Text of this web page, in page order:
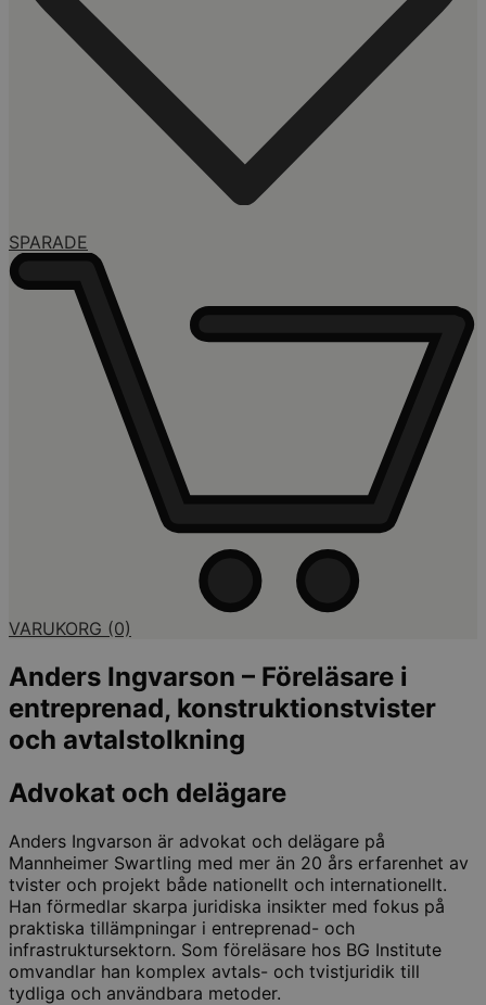
SPARADE
VARUKORG (0)
Anders Ingvarson – Föreläsare i
entreprenad, konstruktionstvister
och avtalstolkning
Advokat och delägare
Anders Ingvarson är advokat och delägare på
Mannheimer Swartling med mer än 20 års erfarenhet av
tvister och projekt både nationellt och internationellt.
Han förmedlar skarpa juridiska insikter med fokus på
praktiska tillämpningar i entreprenad- och
infrastruktursektorn. Som föreläsare hos BG Institute
omvandlar han komplex avtals- och tvistjuridik till
tydliga och användbara metoder.